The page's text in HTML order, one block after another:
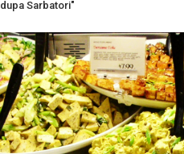
Sarbatori"